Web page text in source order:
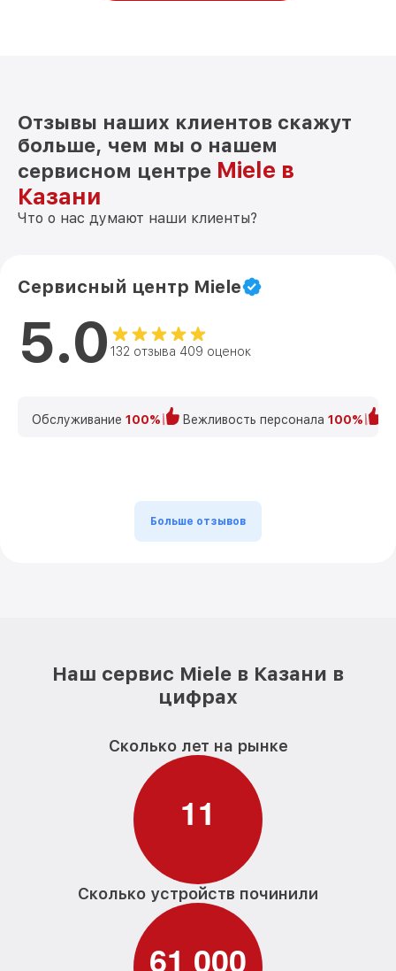
Отзывы наших клиентов скажут
больше, чем мы о нашем
сервисном центре Miele в
Казани
Что о нас думают наши клиенты?
Сервисный центр Miele
5.0 132 отзыва 409 оценок
Обслуживание 100% Вежливость персонала 100%
Больше отзывов
Наш сервис Miele в Казани в
цифрах
Сколько лет на рынке
11
Сколько устройств починили
61 000